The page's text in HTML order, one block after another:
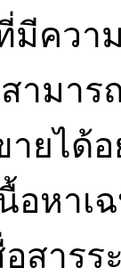
มีคว
ามาร
ายได้
อหาเ
สาร